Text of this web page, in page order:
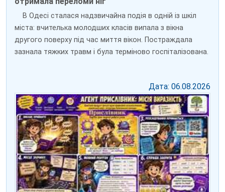
В Одесі сталася надзвичайна подія в одній із шкіл
міста: вчителька молодших класів випала з вікна
другого поверху під час миття вікон. Постраждала
зазнала тяжких травм і була терміново госпіталізована.
Дата: 06.08.2026